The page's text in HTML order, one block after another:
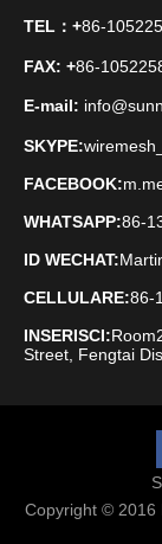
TEL： +86-
FAX: +86-
E-mail:
SKYPE:
FACEBOOK:
WHATSAPP:86-
ID WECHAT:
CELLULARE:86-
INSERISCI:
Street, Fengtai
Copyright © 2016